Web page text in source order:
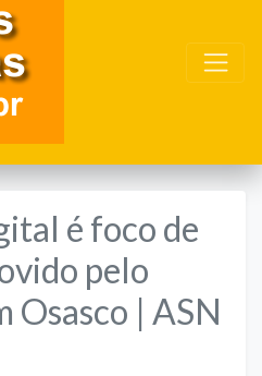
é foco de
pelo
Osasco | ASN